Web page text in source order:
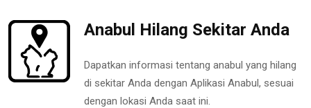
Anabul Hilang Sekitar Anda
Dapatkan informasi tentang anabul yang hilang
di sekitar Anda dengan Aplikasi Anabul, sesuai
dengan lokasi Anda saat ini.